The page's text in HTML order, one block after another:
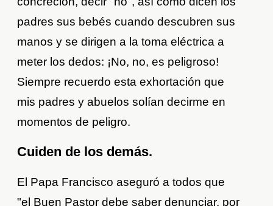
padres sus bebés cuando descubren sus
manos y se dirigen a la toma eléctrica a
meter los dedos: ¡No, no, es peligroso!
Siempre recuerdo esta exhortación que
mis padres y abuelos solían decirme en
momentos de peligro.
Cuiden de los demás.
El Papa Francisco aseguró a todos que
"el Buen Pastor debe saber denunciar, por